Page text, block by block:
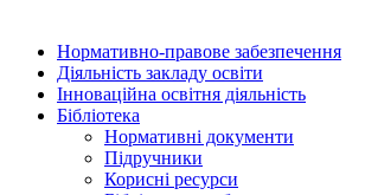
Нормативно-правове забезпечення
Діяльність закладу освіти
Інноваційна освітня діяльність
Бібліотека
Нормативні документи
Підручники
Корисні ресурси